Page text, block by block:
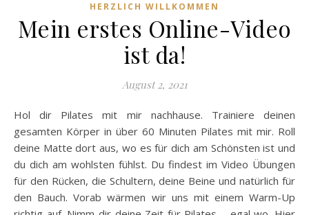
HERZLICH WILLKOMMEN
Mein erstes Online-Video
ist da!
August 2, 2021
Hol dir Pilates mit mir nachhause. Trainiere deinen
gesamten Körper in über 60 Minuten Pilates mit mir. Roll
deine Matte dort aus, wo es für dich am Schönsten ist und
du dich am wohlsten fühlst. Du findest im Video Übungen
für den Rücken, die Schultern, deine Beine und natürlich für
den Bauch. Vorab wärmen wir uns mit einem Warm-Up